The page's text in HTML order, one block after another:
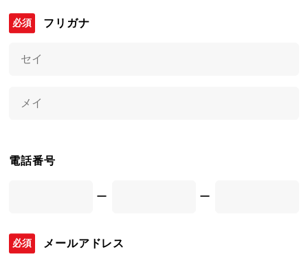
フリガナ
電話番号
ー ー
メールアドレス